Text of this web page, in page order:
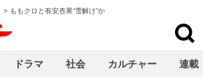
> ももクロと有安杏果“雪解け”か
ドラマ 社会 カルチャー 連載